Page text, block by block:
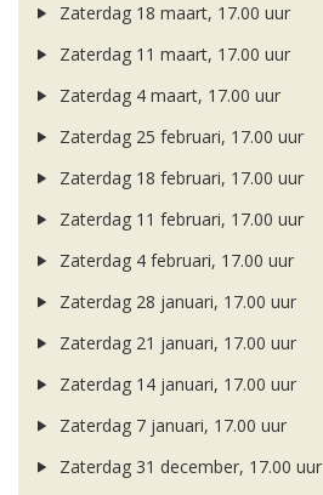
Zaterdag 18 maart, 17.00 uur
Zaterdag 11 maart, 17.00 uur
Zaterdag 4 maart, 17.00 uur
Zaterdag 25 februari, 17.00 uur
Zaterdag 18 februari, 17.00 uur
Zaterdag 11 februari, 17.00 uur
Zaterdag 4 februari, 17.00 uur
Zaterdag 28 januari, 17.00 uur
Zaterdag 21 januari, 17.00 uur
Zaterdag 14 januari, 17.00 uur
Zaterdag 7 januari, 17.00 uur
Zaterdag 31 december, 17.00 uur